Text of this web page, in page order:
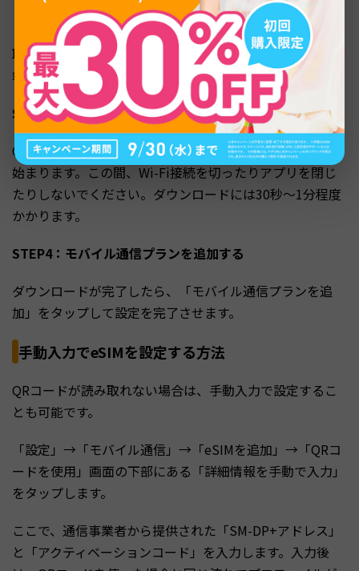
「QRコードを使用」を選択し、カメラでQRコードを読み
取ります。QRコードはパソコンやタブレットなど、別の
端末に表示しておくとスキャンしやすくなります。
STEP3：プロファイルをダウンロードする
QRコードを読み取ると、プロファイルのダウンロードが
始まります。この間、Wi-Fi接続を切ったりアプリを閉じ
たりしないでください。ダウンロードには30秒〜1分程度
かかります。
STEP4：モバイル通信プランを追加する
ダウンロードが完了したら、「モバイル通信プランを追
加」をタップして設定を完了させます。
手動入力でeSIMを設定する方法
QRコードが読み取れない場合は、手動入力で設定するこ
とも可能です。
「設定」→「モバイル通信」→「eSIMを追加」→「QRコ
ードを使用」画面の下部にある「詳細情報を手動で入力」
をタップします。
ここで、通信事業者から提供された「SM-DP+アドレス」
と「アクティベーションコード」を入力します。入力後